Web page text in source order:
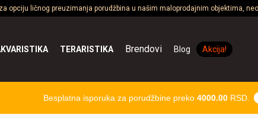
opciju ličnog preuzimanja porudžbina u našim maloprodajnim objektima,
TERARISTIKA Brendovi Blog Akcija!
Besplatna isporuka za porudžbine preko 4000.00RSD.